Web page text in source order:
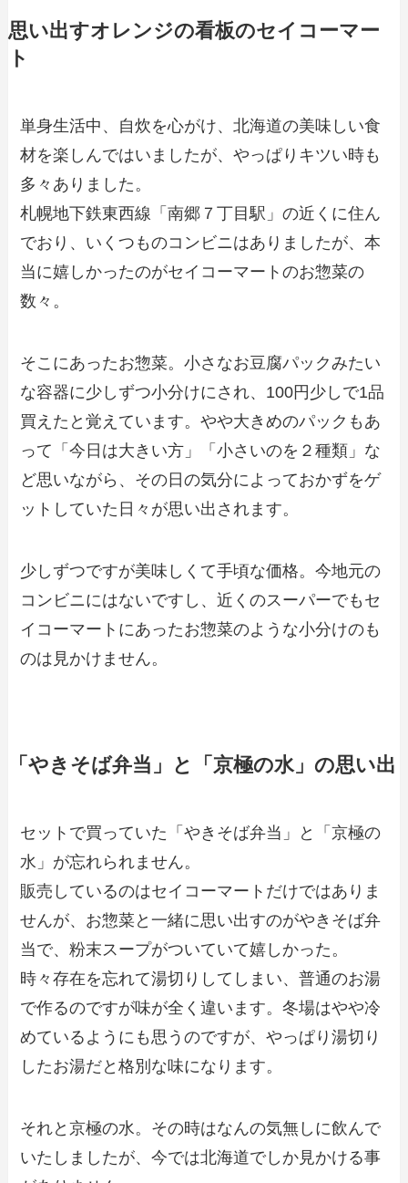
思い出すオレンジの看板のセイコーマー
ト
単身生活中、自炊を心がけ、北海道の美味しい食
材を楽しんではいましたが、やっぱりキツい時も
多々ありました。
札幌地下鉄東西線「南郷７丁目駅」の近くに住ん
でおり、いくつものコンビニはありましたが、本
当に嬉しかったのがセイコーマートのお惣菜の
数々。
そこにあったお惣菜。小さなお豆腐パックみたい
な容器に少しずつ小分けにされ、100円少しで1品
買えたと覚えています。やや大きめのパックもあ
って「今日は大きい方」「小さいのを２種類」な
ど思いながら、その日の気分によっておかずをゲ
ットしていた日々が思い出されます。
少しずつですが美味しくて手頃な価格。今地元の
コンビニにはないですし、近くのスーパーでもセ
イコーマートにあったお惣菜のような小分けのも
のは見かけません。
「やきそば弁当」と「京極の水」の思い出
セットで買っていた「やきそば弁当」と「京極の
水」が忘れられません。
販売しているのはセイコーマートだけではありま
せんが、お惣菜と一緒に思い出すのがやきそば弁
当で、粉末スープがついていて嬉しかった。
時々存在を忘れて湯切りしてしまい、普通のお湯
で作るのですが味が全く違います。冬場はやや冷
めているようにも思うのですが、やっぱり湯切り
したお湯だと格別な味になります。
それと京極の水。その時はなんの気無しに飲んで
いたしましたが、今では北海道でしか見かける事